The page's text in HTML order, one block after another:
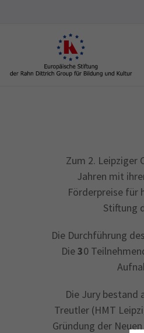
Zum 2. Leipziger
Jahren mit
Förderpreise für
Stiftung
Die Durchführung
Die30
Die Jury bestand
Treutler (HMT
Gründung der